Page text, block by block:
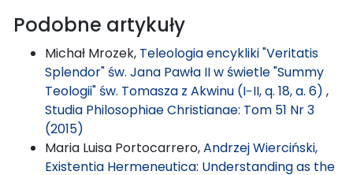
Podobne artykuły
Michał Mrozek, Teleologia encykliki "Veritatis
Splendor" św. Jana Pawła II w świetle "Summy
Teologii" św. Tomasza z Akwinu (I−II, q. 18, a. 6) ,
Studia Philosophiae Christianae: Tom 51 Nr 3
(2015)
Maria Luisa Portocarrero,Andrzej Wierciński,
Existentia Hermeneutica: Understanding as the